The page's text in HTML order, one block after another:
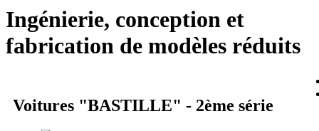
Ingénierie, conception et
fabrication de modèles réduits
Voitures "BASTILLE" - 2ème série